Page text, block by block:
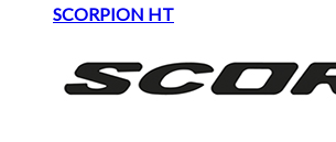
SCORPION HT